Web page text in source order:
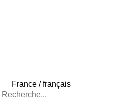
France / français